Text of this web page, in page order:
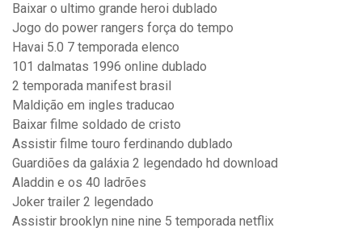
Baixar o ultimo grande heroi dublado
Jogo do power rangers força do tempo
Havai 5.0 7 temporada elenco
101 dalmatas 1996 online dublado
2 temporada manifest brasil
Maldição em ingles traducao
Baixar filme soldado de cristo
Assistir filme touro ferdinando dublado
Guardiões da galáxia 2 legendado hd download
Aladdin e os 40 ladrões
Joker trailer 2 legendado
Assistir brooklyn nine nine 5 temporada netflix